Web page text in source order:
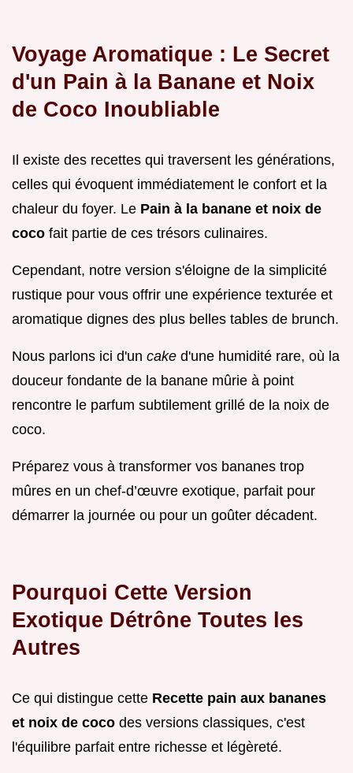
Voyage Aromatique : Le Secret
d'un Pain à la Banane et Noix
de Coco Inoubliable
Il existe des recettes qui traversent les générations,
celles qui évoquent immédiatement le confort et la
chaleur du foyer. Le Pain à la banane et noix de
coco fait partie de ces trésors culinaires.
Cependant, notre version s'éloigne de la simplicité
rustique pour vous offrir une expérience texturée et
aromatique dignes des plus belles tables de brunch.
Nous parlons ici d'un cake d'une humidité rare, où la
douceur fondante de la banane mûrie à point
rencontre le parfum subtilement grillé de la noix de
coco.
Préparez vous à transformer vos bananes trop
mûres en un chef-d’œuvre exotique, parfait pour
démarrer la journée ou pour un goûter décadent.
Pourquoi Cette Version
Exotique Détrône Toutes les
Autres
Ce qui distingue cette Recette pain aux bananes
et noix de coco des versions classiques, c'est
l'équilibre parfait entre richesse et légèreté.